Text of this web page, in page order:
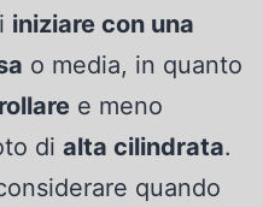
iniziare con una
o media, in quanto
e meno
di alta cilindrata.
quando